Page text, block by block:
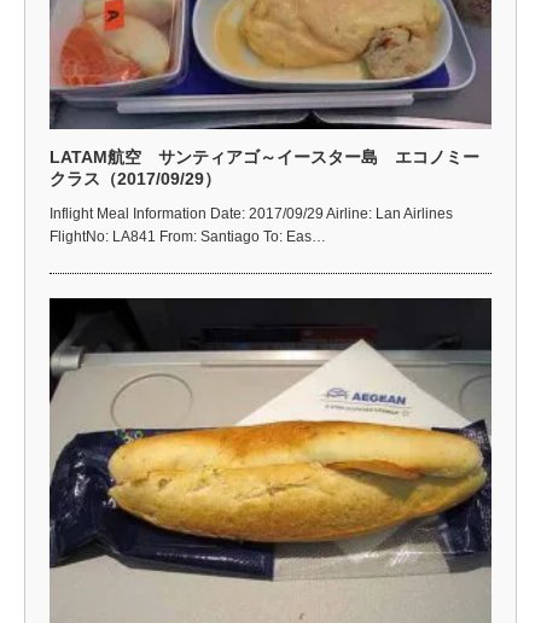
LATAM航空 サンティアゴ～イースター島 エコノミー
クラス（2017/09/29）
Inflight Meal Information Date: 2017/09/29 Airline: Lan Airlines
FlightNo: LA841 From: Santiago To: Eas…